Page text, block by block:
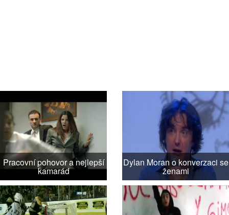
Pracovní pohovor a nejlepší
kamarád
Dylan Moran o konverzaci se
ženami